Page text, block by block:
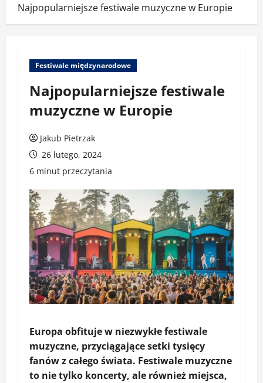
Najpopularniejsze festiwale muzyczne w Europie
Festiwale międzynarodowe
Najpopularniejsze festiwale
muzyczne w Europie
Jakub Pietrzak
26 lutego, 2024
6 minut przeczytania
Europa obfituje w niezwykłe festiwale
muzyczne, przyciągające setki tysięcy
fanów z całego świata. Festiwale muzyczne
to nie tylko koncerty, ale również miejsca,